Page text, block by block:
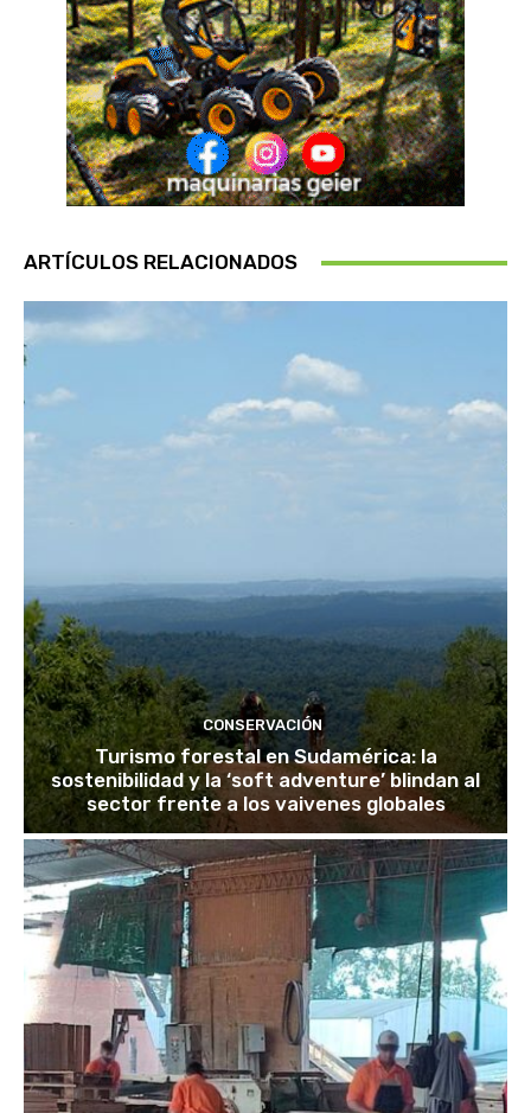
ARTÍCULOS RELACIONADOS
CONSERVACIÓN
Turismo forestal en Sudamérica: la
sostenibilidad y la ‘soft adventure’ blindan al
sector frente a los vaivenes globales